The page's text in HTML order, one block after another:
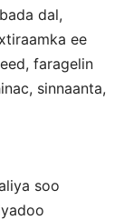
dal,
ee
faragelin
sinnaanta,
soo